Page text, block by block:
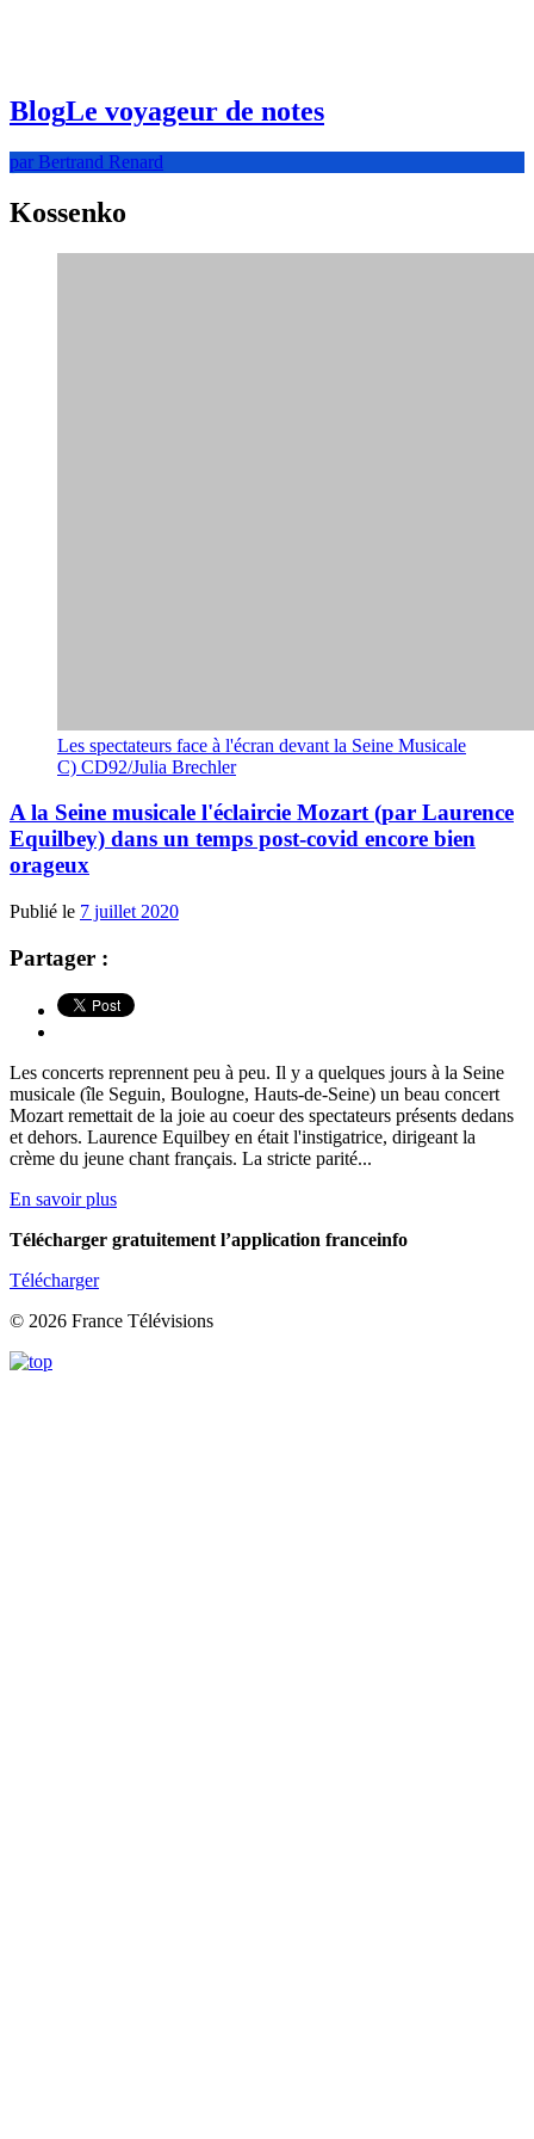
BlogLe voyageur de notes
par Bertrand Renard
Kossenko
Les spectateurs face à l'écran devant la Seine Musicale
C) CD92/Julia Brechler
A la Seine musicale l'éclaircie Mozart (par Laurence
Equilbey) dans un temps post-covid encore bien
orageux
Publié le 7 juillet 2020
Partager :
Les concerts reprennent peu à peu. Il y a quelques jours à la Seine
musicale (île Seguin, Boulogne, Hauts-de-Seine) un beau concert
Mozart remettait de la joie au coeur des spectateurs présents dedans
et dehors. Laurence Equilbey en était l'instigatrice, dirigeant la
crème du jeune chant français. La stricte parité...
En savoir plus
Télécharger gratuitement l’application franceinfo
Télécharger
© 2026 France Télévisions